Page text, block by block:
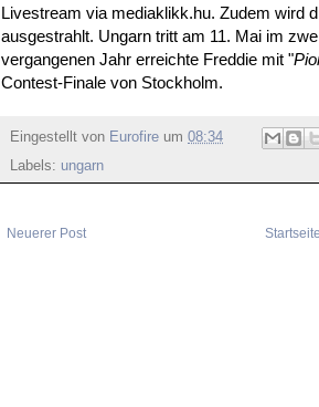
Livestream via mediaklikk.hu. Zudem wird
ausgestrahlt. Ungarn tritt am 11. Mai im
vergangenen Jahr erreichte Freddie mit "
Contest-Finale von Stockholm.
Eingestellt von Eurofire um 08:34
Labels: ungarn
Neuerer Post